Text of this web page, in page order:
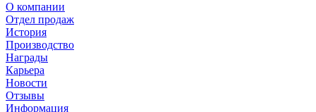
О компании
Отдел продаж
История
Производство
Награды
Карьера
Новости
Отзывы
Информация